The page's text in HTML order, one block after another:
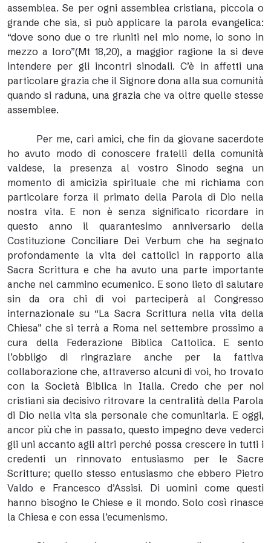
assemblea. Se per ogni assemblea cristiana, piccola o
grande che sia, si può applicare la parola evangelica:
“dove sono due o tre riuniti nel mio nome, io sono in
mezzo a loro”(Mt 18,20), a maggior ragione la si deve
intendere per gli incontri sinodali. C’è in affetti una
particolare grazia che il Signore dona alla sua comunità
quando si raduna, una grazia che va oltre quelle stesse
assemblee.
Per me, cari amici, che fin da giovane sacerdote
ho avuto modo di conoscere fratelli della comunità
valdese, la presenza al vostro Sinodo segna un
momento di amicizia spirituale che mi richiama con
particolare forza il primato della Parola di Dio nella
nostra vita. E non è senza significato ricordare in
questo anno il quarantesimo anniversario della
Costituzione Conciliare Dei Verbum che ha segnato
profondamente la vita dei cattolici in rapporto alla
Sacra Scrittura e che ha avuto una parte importante
anche nel cammino ecumenico. E sono lieto di salutare
sin da ora chi di voi parteciperà al Congresso
internazionale su “La Sacra Scrittura nella vita della
Chiesa” che si terrà a Roma nel settembre prossimo a
cura della Federazione Biblica Cattolica. E sento
l’obbligo di ringraziare anche per la fattiva
collaborazione che, attraverso alcuni di voi, ho trovato
con la Società Biblica in Italia. Credo che per noi
cristiani sia decisivo ritrovare la centralità della Parola
di Dio nella vita sia personale che comunitaria. E oggi,
ancor più che in passato, questo impegno deve vederci
gli uni accanto agli altri perché possa crescere in tutti i
credenti un rinnovato entusiasmo per le Sacre
Scritture; quello stesso entusiasmo che ebbero Pietro
Valdo e Francesco d’Assisi. Di uomini come questi
hanno bisogno le Chiese e il mondo. Solo così rinasce
la Chiesa e con essa l’ecumenismo.